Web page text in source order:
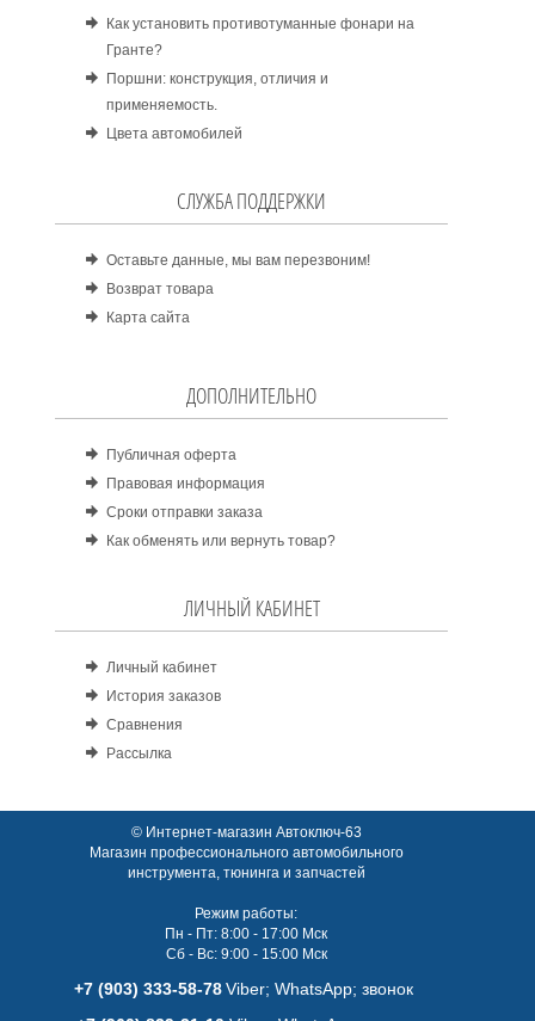
Как установить противотуманные фонари на
Гранте?
Поршни: конструкция, отличия и
применяемость.
Цвета автомобилей
СЛУЖБА ПОДДЕРЖКИ
Оставьте данные, мы вам перезвоним!
Возврат товара
Карта сайта
ДОПОЛНИТЕЛЬНО
Публичная оферта
Правовая информация
Сроки отправки заказа
Как обменять или вернуть товар?
ЛИЧНЫЙ КАБИНЕТ
Личный кабинет
История заказов
Сравнения
Рассылка
© Интернет-магазин Автоключ-63
Магазин профессионального автомобильного
инструмента, тюнинга и запчастей
Режим работы:
Пн - Пт: 8:00 - 17:00 Мск
Сб - Вс: 9:00 - 15:00 Мск
+7 (903) 333-58-78 Viber; WhatsАpp; звонок